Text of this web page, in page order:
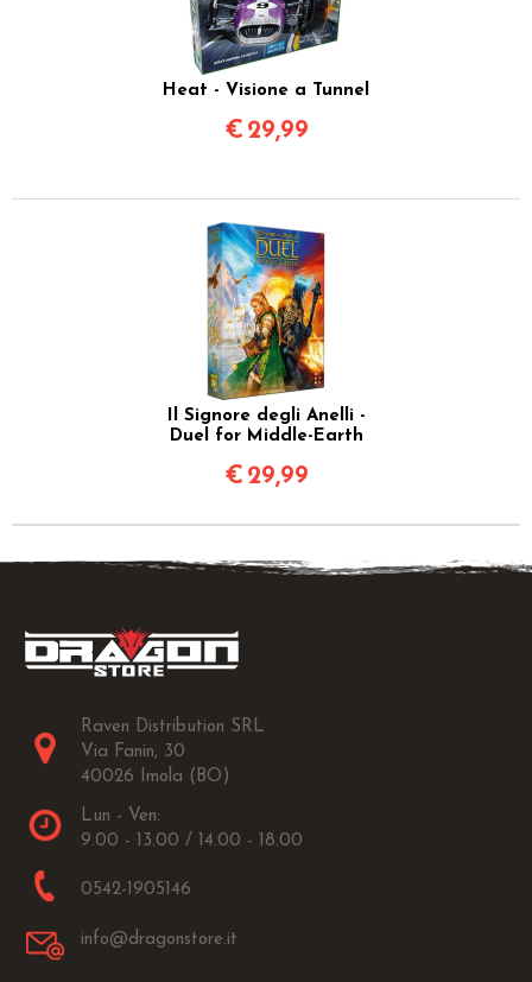
Heat - Visione a Tunnel
€ 29,99
Il Signore degli Anelli -
Duel for Middle-Earth
€ 29,99
Raven Distribution SRL
Via Fanin, 30
40026 Imola (BO)
Lun - Ven:
9.00 - 13.00 / 14.00 - 18.00
0542-1905146
info@dragonstore.it